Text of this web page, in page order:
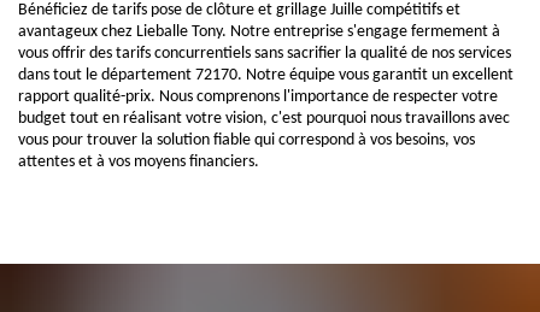
Bénéficiez de tarifs pose de clôture et grillage Juille compétitifs et
avantageux chez Lieballe Tony. Notre entreprise s'engage fermement à
vous offrir des tarifs concurrentiels sans sacrifier la qualité de nos services
dans tout le département 72170. Notre équipe vous garantit un excellent
rapport qualité-prix. Nous comprenons l'importance de respecter votre
budget tout en réalisant votre vision, c'est pourquoi nous travaillons avec
vous pour trouver la solution fiable qui correspond à vos besoins, vos
attentes et à vos moyens financiers.